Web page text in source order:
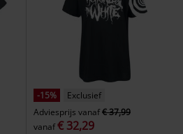
-15%
Exclusief
Adviesprijs vanaf€ 37,99
vanaf€ 32,29